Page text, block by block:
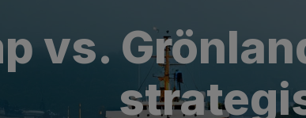
vs.